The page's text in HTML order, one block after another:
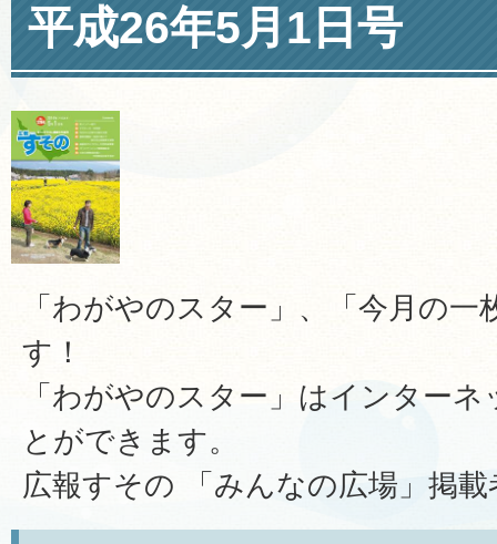
平成26年5月1日号
「わがやのスター」、「今月の
す！
「わがやのスター」はインター
とができます。
広報すその 「みんなの広場」掲